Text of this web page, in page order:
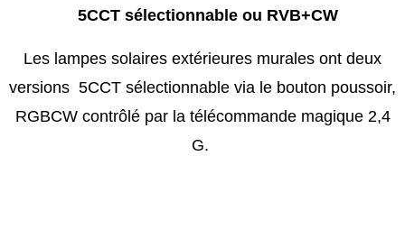
5CCT sélectionnable ou RVB+CW
Les lampes solaires extérieures murales ont deux
versions 5CCT sélectionnable via le bouton poussoir,
RGBCW contrôlé par la télécommande magique 2,4
G.